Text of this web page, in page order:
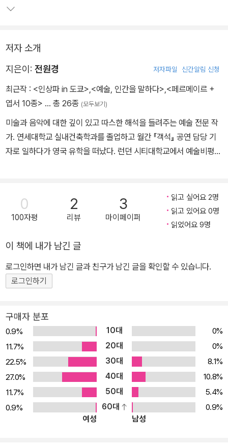
저자 소개
지은이: 전원경 저자파일 신간알림 신청
최근작 : <인상파 in 도쿄>,<예술, 인간을 말하다>,<페르메이르 +
엽서 10종> … 총 26종 (모두보기)
미술과 음악에 대한 깊이 있고 따스한 해석을 들려주는 예술 전문 작
가. 연세대학교 실내건축학과를 졸업하고 월간 『객석』 공연 담당 기
자로 일하다가 영국 유학을 떠났다. 런던 시티대학교에서 예술비평으
관 강사를 거쳐 현재 세종사이버대학교 교양학부 교수로 재직하며 교
보문고, 유튜브 「삼프로TV」 등에서 대중을 위한 예술 강의를 이어가
고 있다. 『영국, 바꾸지 않아도 행복한 나라』(문화관광부 우수도서 선
사를 만들다』, 『예술, 도시를 만나다』, 『예술, 인간을 말하다』 등 열한
권의 예술 관련 저서를 통해 예술과 인간, 역사, 세계 사이를 연결하는
작업을 꾸준히 해왔다. 10년 이상 유럽과 미국으로 예술 투어를 다니
만난 인상파 작품들을 해설하며 수많은 인상파 회화가 왜 도쿄의 미
술관들에 소장되어 있는지, 나아가 인상파 화가들과 일본 사이에는
어떤 관계가 있는지에 대한 답을 들려준다. 작품 해설을 넘어 역사와
문화, 도시의 맥락 속에서 미술을 읽어내는 저자의 시선은, 익숙한 인
상파를 전혀 새로운 방식으로 경험하게 만든다.
0
100자평
2
리뷰
3
마이페이퍼
읽고 싶어요 2명
읽고 있어요 0명
읽었어요 9명
이 책에 내가 남긴 글
로그인하면 내가 남긴 글과 친구가 남긴 글을 확인할 수 있습니다.
로그인하기
구매자 분포
0.9% 10대
0%
11.7%
20대
0%
22.5%
30대
8.1%
27.0%
40대
10.8%
11.7%
50대
5.4%
0.9%
60대
0.9%
여성
남성